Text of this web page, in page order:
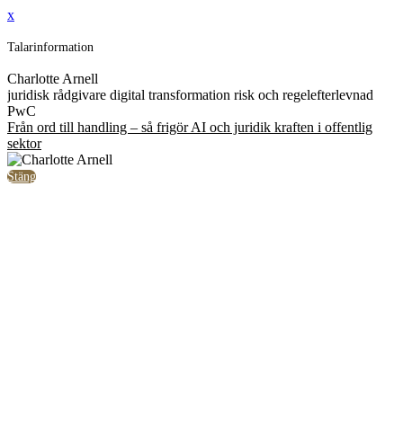
x
Talarinformation
Charlotte Arnell
juridisk rådgivare digital transformation risk och regelefterlevnad
PwC
Från ord till handling – så frigör AI och juridik kraften i offentlig
sektor
Stäng